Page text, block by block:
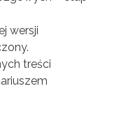
wersji
treści